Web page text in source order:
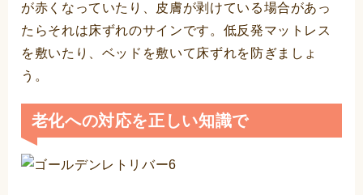
が赤くなっていたり、皮膚が剥けている場合があっ
たらそれは床ずれのサインです。低反発マットレス
を敷いたり、ベッドを敷いて床ずれを防ぎましょ
う。
老化への対応を正しい知識で